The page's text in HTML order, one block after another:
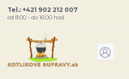
Tel.: +421 902 212 007
od 8:00 - do 16:00 hod